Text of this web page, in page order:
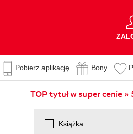
Pobierz aplikację Bony
TOP tytuł w super cenie
Książka